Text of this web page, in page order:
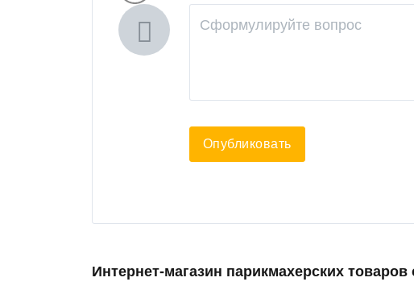
Опубликовать
Интернет-магазин парикмахерских